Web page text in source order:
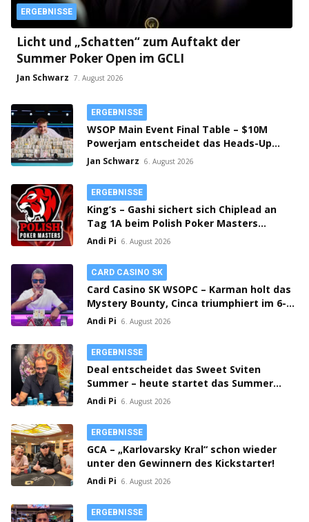
ERGEBNISSE
Licht und „Schatten“ zum Auftakt der
Summer Poker Open im GCLI
Jan Schwarz 7. August 2026
ERGEBNISSE
WSOP Main Event Final Table – $10M
Powerjam entscheidet das Heads-Up
zwischen Jumalon und Saaskilahti!
Jan Schwarz 6. August 2026
ERGEBNISSE
King’s – Gashi sichert sich Chiplead an
Tag 1A beim Polish Poker Masters
Mystery Bounty!
Andi Pi 6. August 2026
CARD CASINO SK
Card Casino SK WSOPC – Karman holt das
Mystery Bounty, Cinca triumphiert im 6-
Max!
Andi Pi 6. August 2026
ERGEBNISSE
Deal entscheidet das Sweet Sviten
Summer – heute startet das Summer
Open Bounty!
Andi Pi 6. August 2026
ERGEBNISSE
GCA – „Karlovarsky Kral“ schon wieder
unter den Gewinnern des Kickstarter!
Andi Pi 6. August 2026
ERGEBNISSE